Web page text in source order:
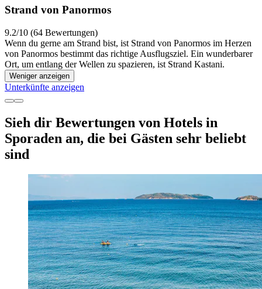
Strand von Panormos
9.2/10 (64 Bewertungen)
Wenn du gerne am Strand bist, ist Strand von Panormos im Herzen
von Panormos bestimmt das richtige Ausflugsziel. Ein wunderbarer
Ort, um entlang der Wellen zu spazieren, ist Strand Kastani.
Weniger anzeigen
Unterkünfte anzeigen
Sieh dir Bewertungen von Hotels in
Sporaden an, die bei Gästen sehr beliebt
sind